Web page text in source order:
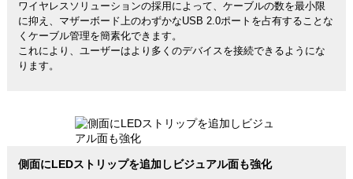
ワイヤレスソリューションの採用によって、ケーブルの数を最小限
に抑え、マザーボード上のわずかなUSB 2.0ポートを占有することな
くケーブル管理を簡素化できます。
これにより、ユーザーはより多くのデバイスを接続できるようにな
ります。
側面にLEDストリップを追加しビジュアル面も強化